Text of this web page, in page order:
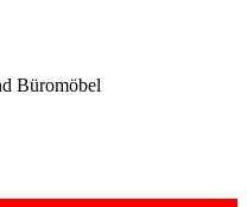
Büromöbel